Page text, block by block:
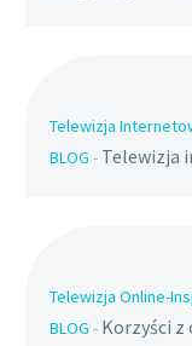
Telewizja
BLOG - Telewizja
Telewizja Online-
BLOG - Korzyści